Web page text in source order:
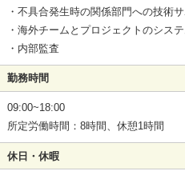
・不具合発生時の関係部門への技術
・海外チームとプロジェクトのシス
・内部監査
勤務時間
09:00~18:00
所定労働時間：8時間、休憩1時間
休日・休暇